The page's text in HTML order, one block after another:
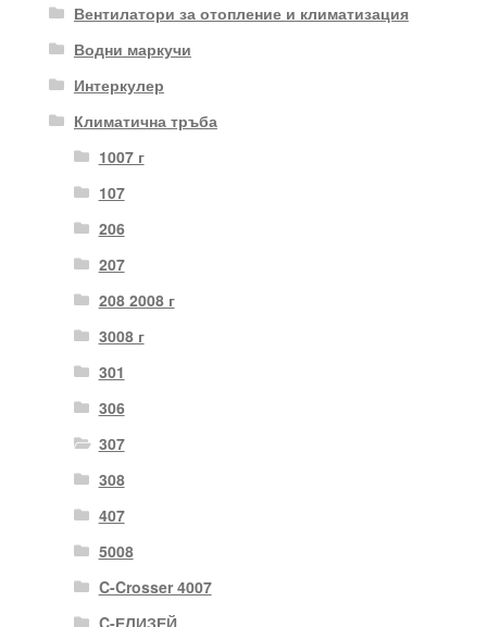
Вентилатори за отопление и климатизация
Водни маркучи
Интеркулер
Климатична тръба
1007 г
107
206
207
208 2008 г
3008 г
301
306
307
308
407
5008
C-Crosser 4007
C-ЕЛИЗЕЙ